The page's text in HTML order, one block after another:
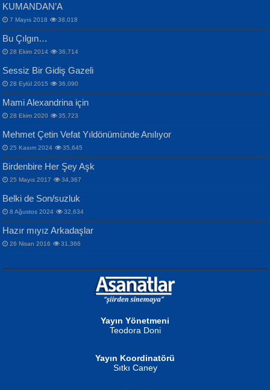
İPEK ACAR SERT
Gazze’nin Şecaati, Ümmetin İmtihanı...
MAHMUT GÜRBÜZ
İbrahim Olmak ve Bitirebilmek...
NURAN KÖSE BAYDAR
Selahattin Yıldız
İdrakimle Üşürken...
Songül Özel
Mahzen...
Ben Deniz Değilim ki...
ERDEM BAYAZIT
Sana, Bana, Vatanıma, Ülkemin
İnsanlarına Dair...
NAZIM HİKMET RAN
Bir Cezaevinde, Tecritteki Adamın
Mektupları...
KUMANDAN’A
7 Mayıs 2018 38,018
Bu Çılgın…
28 Ekim 2014 36,714
Sessiz Bir Gidiş Gazeli
28 Eylül 2015 36,090
Mami Alexandrina için
28 Ekim 2020 35,723
Mehmet Çetin Vefat Yıldönümünde Anılıyor
25 Kasım 2024 35,645
Birdenbire Her Şey Aşk
25 Mayıs 2017 34,367
Belki de Son/suzluk
8 Ağustos 2024 32,634
Hazır mıyız Arkadaşlar
26 Nisan 2016 31,366
Yayın Yönetmeni
Teodora Doni
Yayın Koordinatörü
Sıtkı Caney